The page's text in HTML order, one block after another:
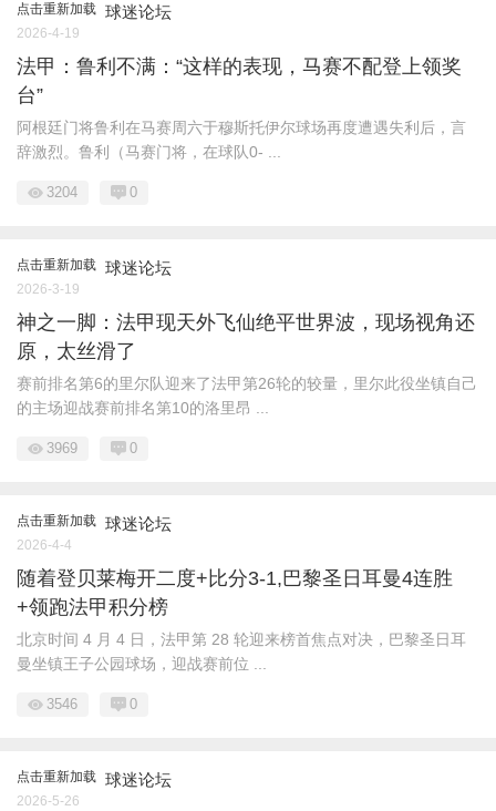
点击重新加载 球迷论坛
2026-4-19
法甲：鲁利不满：“这样的表现，马赛不配登上领奖
台”
阿根廷门将鲁利在马赛周六于穆斯托伊尔球场再度遭遇失利后，言
辞激烈。鲁利（马赛门将，在球队0- ...
3204 0
点击重新加载 球迷论坛
2026-3-19
神之一脚：法甲现天外飞仙绝平世界波，现场视角还
原，太丝滑了
赛前排名第6的里尔队迎来了法甲第26轮的较量，里尔此役坐镇自己
的主场迎战赛前排名第10的洛里昂 ...
3969 0
点击重新加载 球迷论坛
2026-4-4
随着登贝莱梅开二度+比分3-1,巴黎圣日耳曼4连胜
+领跑法甲积分榜
北京时间 4 月 4 日，法甲第 28 轮迎来榜首焦点对决，巴黎圣日耳
曼坐镇王子公园球场，迎战赛前位 ...
3546 0
点击重新加载 球迷论坛
2026-5-26